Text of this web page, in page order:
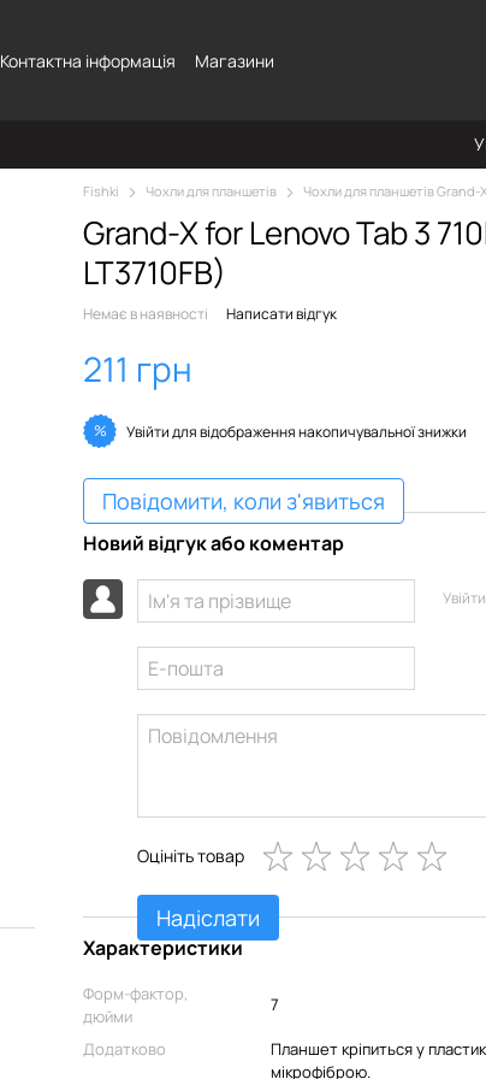
Контактна інформація Магазини
Fishki Чохли для планшетів Чохли для планшетів Grand-X
Grand-X for Lenovo Tab 3
LT3710FB)
Немає в наявності Написати відгук
211 грн
% Увійтидля відображення накопичувальної знижки
Повідомити, коли з'явиться
Новий відгук або коментар
Оцініть товар
Надіслати
Характеристики
Форм-фактор,
дюйми
7
Додатково
Планшет кріпиться у
мікрофіброю.